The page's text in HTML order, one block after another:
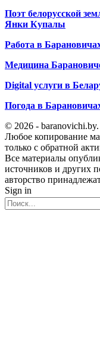
Поэт белорусской
Янки Купалы
Работа в
Медицина
Digital услуги в
Погода в
© 2026 -
Любое копирование
только с обратной
Все материалы
источников и других
авторство
Sign in